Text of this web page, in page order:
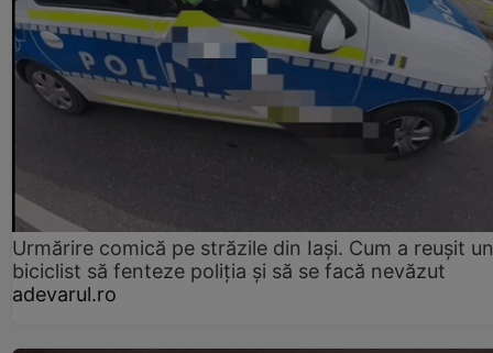
Urmărire comică pe străzile din Iași. Cum a reușit un
biciclist să fenteze poliția și să se facă nevăzut
adevarul.ro